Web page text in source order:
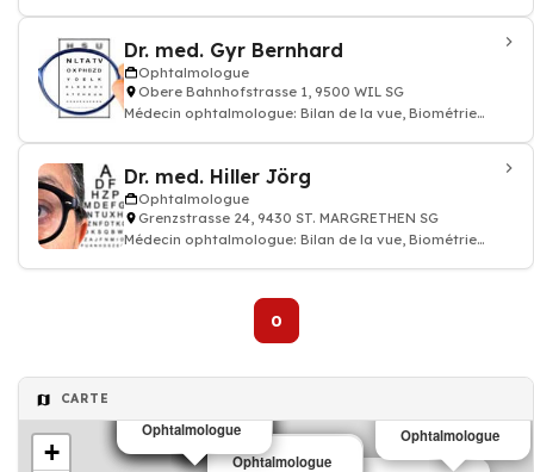
Dr. med. Gyr Bernhard
Ophtalmologue
Obere Bahnhofstrasse 1, 9500 WIL SG
Médecin ophtalmologue: Bilan de la vue, Biométrie
Dr. med. Hiller Jörg
Ophtalmologue
Grenzstrasse 24, 9430 ST. MARGRETHEN SG
Médecin ophtalmologue: Bilan de la vue, Biométrie
0
CARTE
Ophtalmologue
Ophtalmologue
Ophtalmologue
Ophtalmologue
Ophtalmologue
Ophtalmologue Ophtalmologue
+